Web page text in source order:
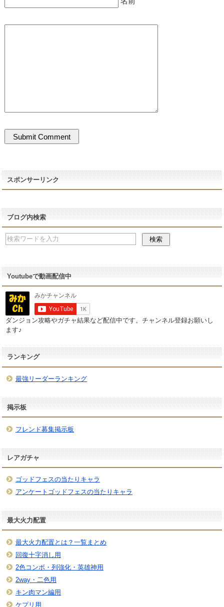
スポンサーリンク
ブログ内検索
Youtubeで動画配信中
ダンジョン攻略やガチャ結果など配信中です。チャンネル登録お願いし
ます♪
ランキング
最強リーダーランキング
掲示板
フレンド募集掲示板
レアガチャ
ゴッドフェスの当たりキャラ
アンケートゴッドフェスの当たりキャラ
最大火力配置
最大火力配置とは？一覧まとめ
回復十字消し用
2色コンボ・列強化・英雄神用
2way・二色用
キン肉マン編用
ケプリ用